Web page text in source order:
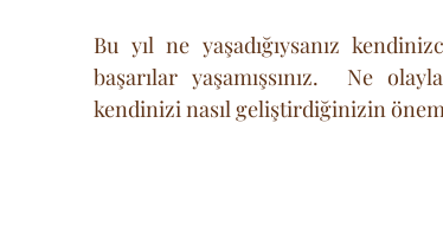
Bu yıl ne yaşadığıysanız
başarılar yaşamışsınız.  Ne
kendinizi nasıl geliştirdiğinizin